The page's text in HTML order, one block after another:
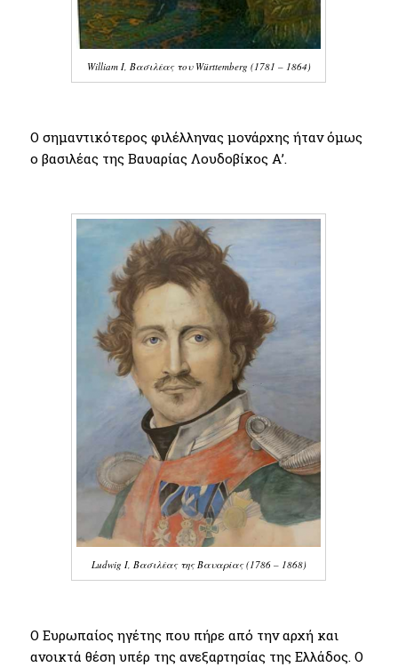
William I, Βασιλέας του Württemberg (1781 – 1864)
Ο σημαντικότερος φιλέλληνας μονάρχης ήταν όμως
ο βασιλέας της Βαυαρίας Λουδοβίκος Α’.
Ludwig I, Βασιλέας της Βαυαρίας (1786 – 1868)
Ο Eυρωπαίος ηγέτης που πήρε από την αρχή και
ανοικτά θέση υπέρ της ανεξαρτησίας της Ελλάδος. Ο